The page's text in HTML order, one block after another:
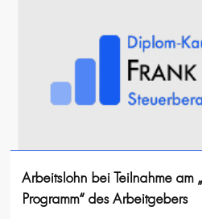
Arbeitslohn bei Teilnahme am
Programm“ des Arbeitgebers